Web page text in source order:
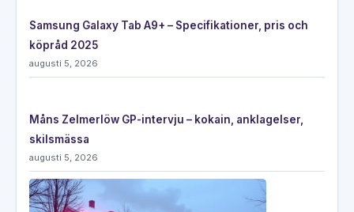
Samsung Galaxy Tab A9+ – Specifikationer, pris och
köpråd 2025
augusti 5, 2026
Måns Zelmerlöw GP-intervju – kokain, anklagelser,
skilsmässa
augusti 5, 2026